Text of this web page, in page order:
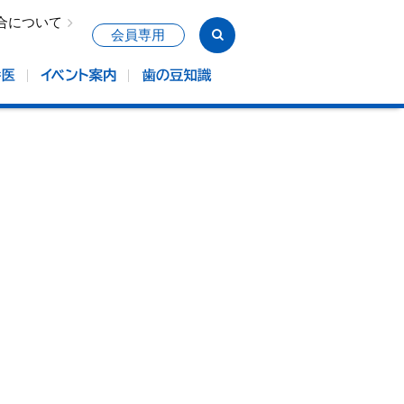
について
会員専用